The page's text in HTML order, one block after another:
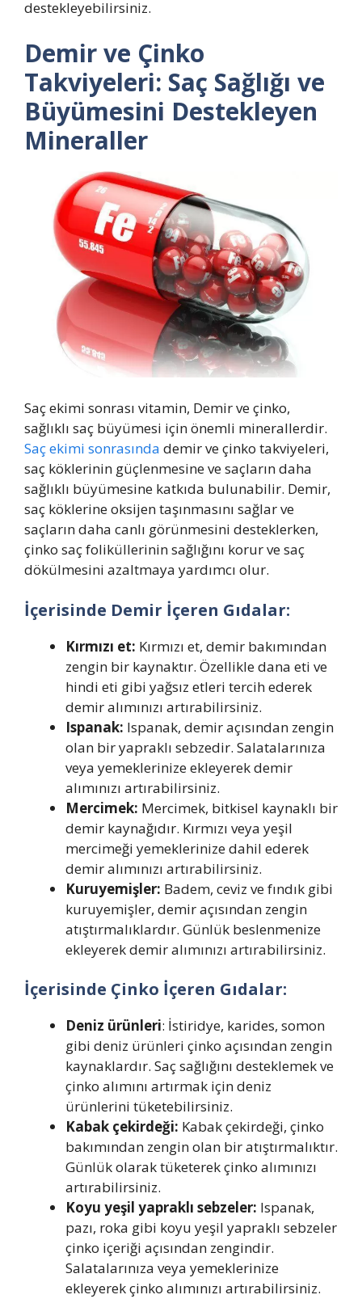
destekleyebilirsiniz.
Demir ve Çinko
Takviyeleri: Saç Sağlığı ve
Büyümesini Destekleyen
Mineraller
Saç ekimi sonrası vitamin, Demir ve çinko,
sağlıklı saç büyümesi için önemli minerallerdir.
Saç ekimi sonrasında demir ve çinko takviyeleri,
saç köklerinin güçlenmesine ve saçların daha
sağlıklı büyümesine katkıda bulunabilir. Demir,
saç köklerine oksijen taşınmasını sağlar ve
saçların daha canlı görünmesini desteklerken,
çinko saç foliküllerinin sağlığını korur ve saç
dökülmesini azaltmaya yardımcı olur.
İçerisinde Demir İçeren Gıdalar:
Kırmızı et: Kırmızı et, demir bakımından
zengin bir kaynaktır. Özellikle dana eti ve
hindi eti gibi yağsız etleri tercih ederek
demir alımınızı artırabilirsiniz.
Ispanak: Ispanak, demir açısından zengin
olan bir yapraklı sebzedir. Salatalarınıza
veya yemeklerinize ekleyerek demir
alımınızı artırabilirsiniz.
Mercimek: Mercimek, bitkisel kaynaklı bir
demir kaynağıdır. Kırmızı veya yeşil
mercimeği yemeklerinize dahil ederek
demir alımınızı artırabilirsiniz.
Kuruyemişler: Badem, ceviz ve fındık gibi
kuruyemişler, demir açısından zengin
atıştırmalıklardır. Günlük beslenmenize
ekleyerek demir alımınızı artırabilirsiniz.
İçerisinde Çinko İçeren Gıdalar:
Deniz ürünleri: İstiridye, karides, somon
gibi deniz ürünleri çinko açısından zengin
kaynaklardır. Saç sağlığını desteklemek ve
çinko alımını artırmak için deniz
ürünlerini tüketebilirsiniz.
Kabak çekirdeği: Kabak çekirdeği, çinko
bakımından zengin olan bir atıştırmalıktır.
Günlük olarak tüketerek çinko alımınızı
artırabilirsiniz.
Koyu yeşil yapraklı sebzeler: Ispanak,
pazı, roka gibi koyu yeşil yapraklı sebzeler
çinko içeriği açısından zengindir.
Salatalarınıza veya yemeklerinize
ekleyerek çinko alımınızı artırabilirsiniz.